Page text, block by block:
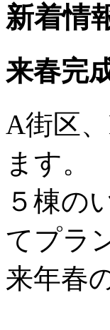
新着情
来春完
A街区
ます。
５棟の
てプラ
来年春